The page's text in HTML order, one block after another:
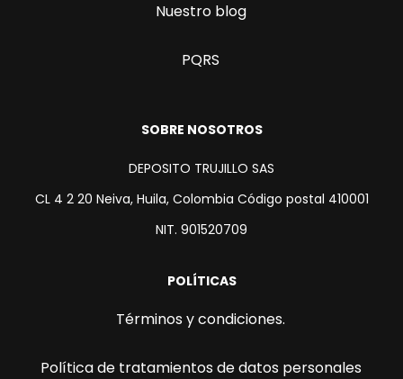
Nuestro blog
PQRS
SOBRE NOSOTROS
DEPOSITO TRUJILLO SAS
CL 4 2 20 Neiva, Huila, Colombia Código postal 410001
NIT. 901520709
POLÍTICAS
Términos y condiciones.
Política de tratamientos de datos personales